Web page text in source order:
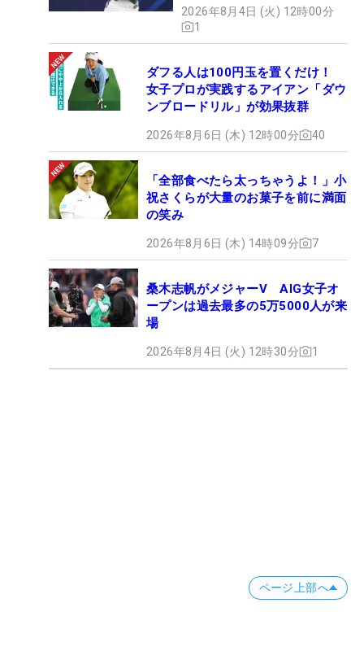
2026年8月4日 (火) 12時00分
1
ダフる人は100円玉を置くだけ！
女子プロが実践するアイアン「ダウ
ンブロードリル」が効果抜群
2026年8月6日 (木) 12時00分 40
「全部食べたら太っちゃうよ！」小
祝さくらが大量のお菓子を前に満面
の笑み
2026年8月6日 (木) 14時09分 7
桑木志帆がメジャーV AIG女子オ
ープンは過去最多の5万5000人が来
場
2026年8月4日 (火) 12時30分 1
ページ上部へ